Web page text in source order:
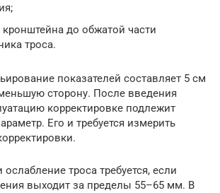
до обжатой части
троса.
показателей составляет 5 см
сторону. После введения
корректировке подлежит
Его и требуется измерить
троса требуется, если
выходит за пределы 55–65 мм. В